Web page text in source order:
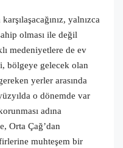
karşılaşacağınız, yalnızca
olması ile değil
medeniyetlere de ev
bölgeye gelecek olan
yerler arasında
o dönemde var
adına
Orta Çağ’dan
muhteşem bir